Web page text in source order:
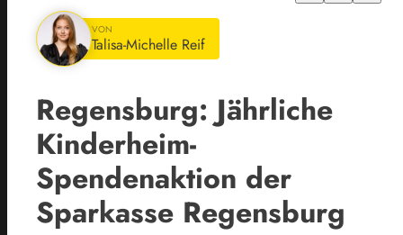
VON
Talisa-Michelle Reif
Regensburg: Jährliche
Kinderheim-
Spendenaktion der
Sparkasse Regensburg